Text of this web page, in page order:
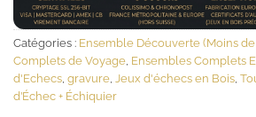
Catégories : Ensemble Découverte (Moins
Complets de Voyage, Ensembles Complets
d'Echecs, gravure, Jeux d'échecs en Bois,
d’Échec + Échiquier